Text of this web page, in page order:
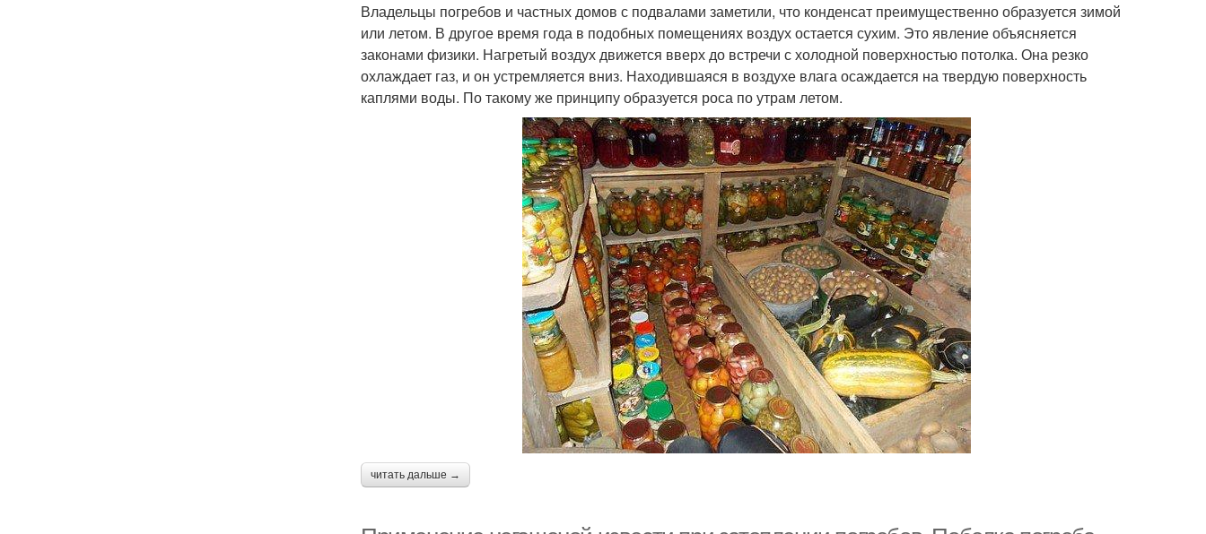
Владельцы погребов и частных домов с подвалами заметили, что конденсат преимущественно образуется зимой
или летом. В другое время года в подобных помещениях воздух остается сухим. Это явление объясняется
законами физики. Нагретый воздух движется вверх до встречи с холодной поверхностью потолка. Она резко
охлаждает газ, и он устремляется вниз. Находившаяся в воздухе влага осаждается на твердую поверхность
каплями воды. По такому же принципу образуется роса по утрам летом.
читать дальше →